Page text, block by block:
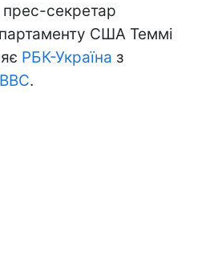
секретар
США Теммі
РБК-Україна з
BBC.